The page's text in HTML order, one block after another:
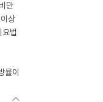
만
상
법
률이